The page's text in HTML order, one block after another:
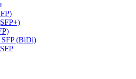
(BiDi)